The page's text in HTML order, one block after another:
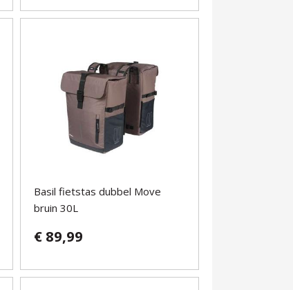
Basil fietstas dubbel Move
bruin 30L
€ 89,99